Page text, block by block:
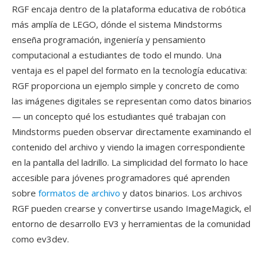
RGF encaja dentro de la plataforma educativa de robótica
más amplía de LEGO, dónde el sistema Mindstorms
enseña programación, ingeniería y pensamiento
computacional a estudiantes de todo el mundo. Una
ventaja es el papel del formato en la tecnología educativa:
RGF proporciona un ejemplo simple y concreto de como
las imágenes digitales se representan como datos binarios
— un concepto qué los estudiantes qué trabajan con
Mindstorms pueden observar directamente examinando el
contenido del archivo y viendo la imagen correspondiente
en la pantalla del ladrillo. La simplicidad del formato lo hace
accesible para jóvenes programadores qué aprenden
sobre formatos de archivo y datos binarios. Los archivos
RGF pueden crearse y convertirse usando ImageMagick, el
entorno de desarrollo EV3 y herramientas de la comunidad
como ev3dev.